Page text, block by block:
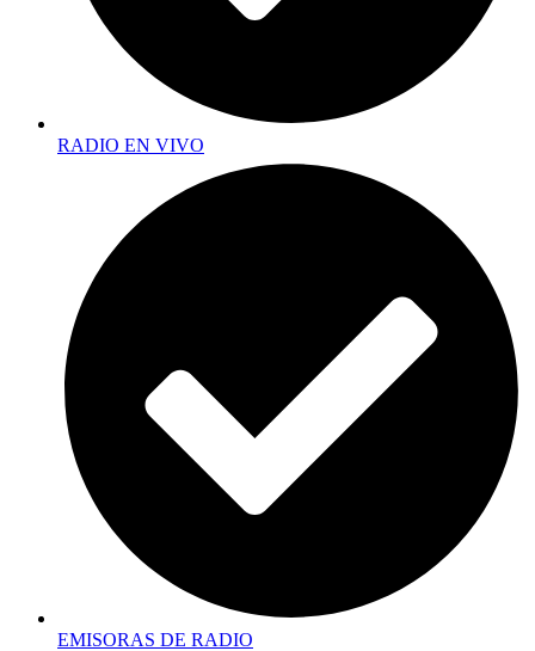
RADIO EN VIVO
EMISORAS DE RADIO